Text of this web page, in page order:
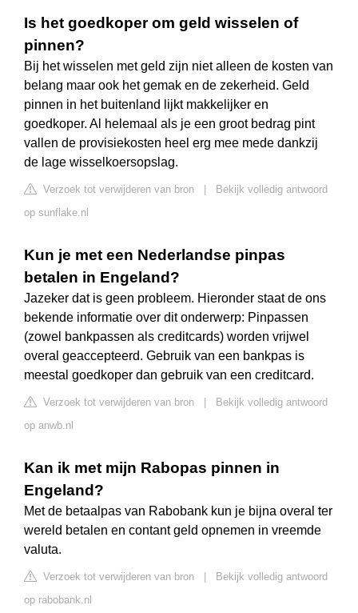
Is het goedkoper om geld wisselen of
pinnen?
Bij het wisselen met geld zijn niet alleen de kosten van
belang maar ook het gemak en de zekerheid. Geld
pinnen in het buitenland lijkt makkelijker en
goedkoper. Al helemaal als je een groot bedrag pint
vallen de provisiekosten heel erg mee mede dankzij
de lage wisselkoersopslag.
Verzoek tot verwijderen van bron
Bekijk volledig antwoord
op sunflake.nl
Kun je met een Nederlandse pinpas
betalen in Engeland?
Jazeker dat is geen probleem. Hieronder staat de ons
bekende informatie over dit onderwerp: Pinpassen
(zowel bankpassen als creditcards) worden vrijwel
overal geaccepteerd. Gebruik van een bankpas is
meestal goedkoper dan gebruik van een creditcard.
Verzoek tot verwijderen van bron
Bekijk volledig antwoord
op anwb.nl
Kan ik met mijn Rabopas pinnen in
Engeland?
Met de betaalpas van Rabobank kun je bijna overal ter
wereld betalen en contant geld opnemen in vreemde
valuta.
Verzoek tot verwijderen van bron
Bekijk volledig antwoord
op rabobank.nl